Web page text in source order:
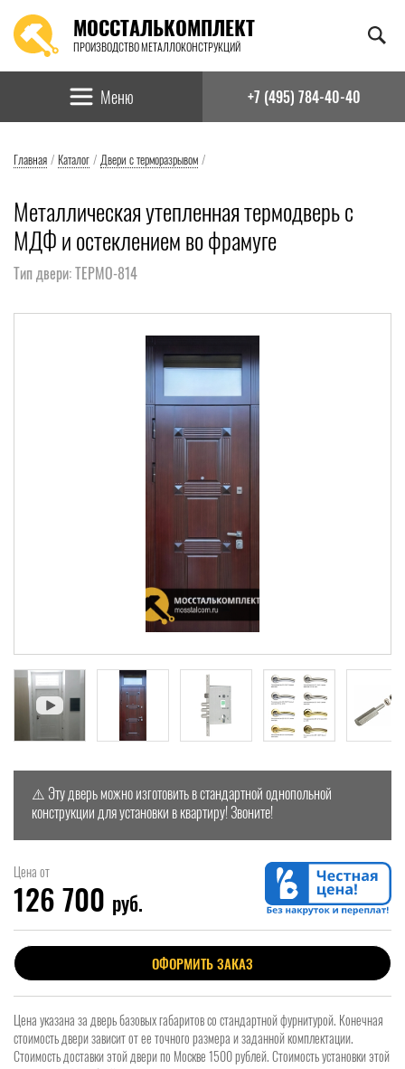
МОССТАЛЬКОМПЛЕКТ
ПРОИЗВОДСТВО МЕТАЛЛОКОНСТРУКЦИЙ
Найти:
Меню +7 (495) 784-40-40
Главная / Каталог / Двери с терморазрывом /
Металлическая утепленная термодверь с
МДФ и остеклением во фрамуге
Тип двери: ТЕРМО-814
⚠️ Эту дверь можно изготовить в стандартной однопольной
конструкции для установки в квартиру! Звоните!
Цена от
126 700 руб.
ОФОРМИТЬ ЗАКАЗ
Цена указана за дверь базовых габаритов со стандартной фурнитурой. Конечная
стоимость двери зависит от ее точного размера и заданной комплектации.
Стоимость доставки этой двери по Москве 1500 рублей. Стоимость установки этой